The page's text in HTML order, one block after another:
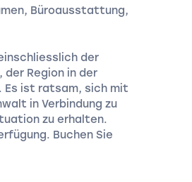
Büroausstattung,
der
der Region in der
Es ist ratsam, sich mit
in Verbindung zu
zu erhalten.
Buchen Sie